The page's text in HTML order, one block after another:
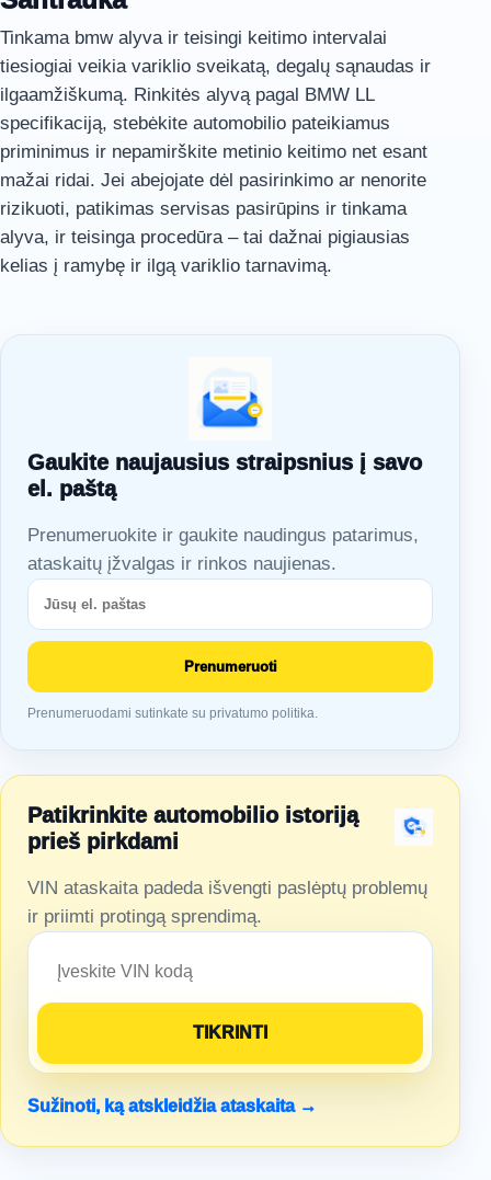
Tinkama bmw alyva ir teisingi keitimo intervalai
tiesiogiai veikia variklio sveikatą, degalų sąnaudas ir
ilgaamžiškumą. Rinkitės alyvą pagal BMW LL
specifikaciją, stebėkite automobilio pateikiamus
priminimus ir nepamirškite metinio keitimo net esant
mažai ridai. Jei abejojate dėl pasirinkimo ar nenorite
rizikuoti, patikimas servisas pasirūpins ir tinkama
alyva, ir teisinga procedūra – tai dažnai pigiausias
kelias į ramybę ir ilgą variklio tarnavimą.
Gaukite naujausius straipsnius į savo
el. paštą
Prenumeruokite ir gaukite naudingus patarimus,
ataskaitų įžvalgas ir rinkos naujienas.
Prenumeruoti
Prenumeruodami sutinkate su privatumo politika.
Patikrinkite automobilio istoriją
prieš pirkdami
VIN ataskaita padeda išvengti paslėptų problemų
ir priimti protingą sprendimą.
Sužinoti, ką atskleidžia ataskaita →